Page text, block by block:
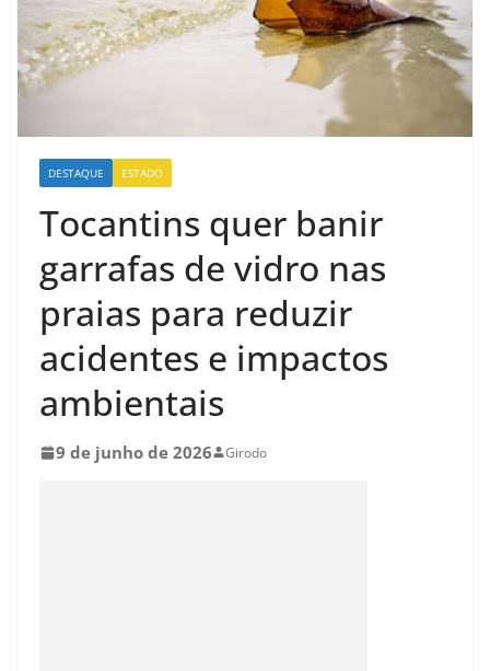
DESTAQUE ESTADO
Tocantins quer banir
garrafas de vidro nas
praias para reduzir
acidentes e impactos
ambientais
9 de junho de 2026 Girodo